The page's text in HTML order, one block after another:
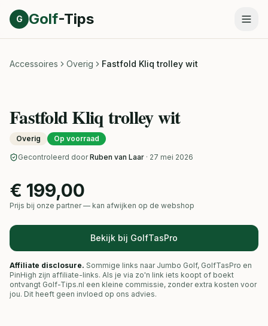
Direct naar inhoud
G Golf-Tips
Accessoires Overig Fastfold Kliq trolley wit
Fastfold Kliq trolley wit
Overig Op voorraad
Gecontroleerd door Ruben van Laar · 27 mei 2026
€ 199,00
Prijs bij onze partner — kan afwijken op de webshop
Bekijk bij GolfTasPro
Affiliate disclosure. Sommige links naar Jumbo Golf, GolfTasPro en
PinHigh zijn affiliate-links. Als je via zo'n link iets koopt of boekt
ontvangt Golf-Tips.nl een kleine commissie, zonder extra kosten voor
jou. Dit heeft geen invloed op ons advies.